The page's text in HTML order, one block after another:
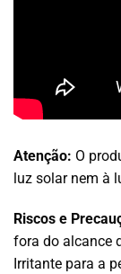
Atenção: O
luz solar nem à
Riscos e
fora do alcance
Irritante para a